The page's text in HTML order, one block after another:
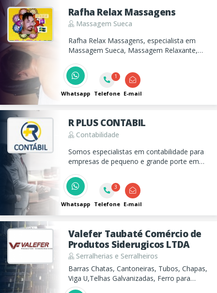
Rafha Relax Massagens
Massagem Sueca
Rafha Relax Massagens, especialista em
Massagem Sueca, Massagem Relaxante,
Sensitive para bem-estar profundo. Agende
agora!
Whatsapp
1
Telefone E-mail
R PLUS CONTABIL
Contabilidade
Somos especialistas em contabilidade para
empresas de pequeno e grande porte em
anos de experiência no mercado contábil,
estamos prontos para atender todas as
suas necessidades.
Whatsapp
3
Telefone E-mail
Valefer Taubaté Comércio de
Produtos Siderugicos LTDA
Serralherias e Serralheiros
Barras Chatas, Cantoneiras, Tubos, Chapas,
Viga U,Telhas Galvanizadas, Ferro para
serralheria em Taubaté